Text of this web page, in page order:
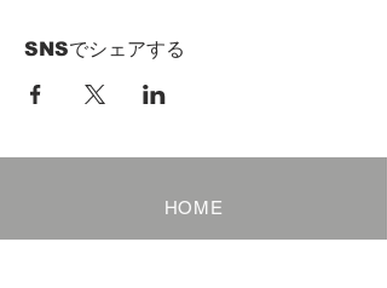
SNSでシェアする
HOME